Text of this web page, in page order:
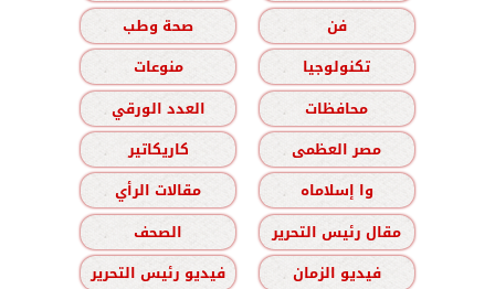
فن
صحة وطب
تكنولوجيا
منوعات
محافظات
العدد الورقي
مصر العظمى
كاريكاتير
وا إسلاماه
مقالات الرأي
مقال رئيس التحرير
الصحف
فيديو الزمان
فيديو رئيس التحرير